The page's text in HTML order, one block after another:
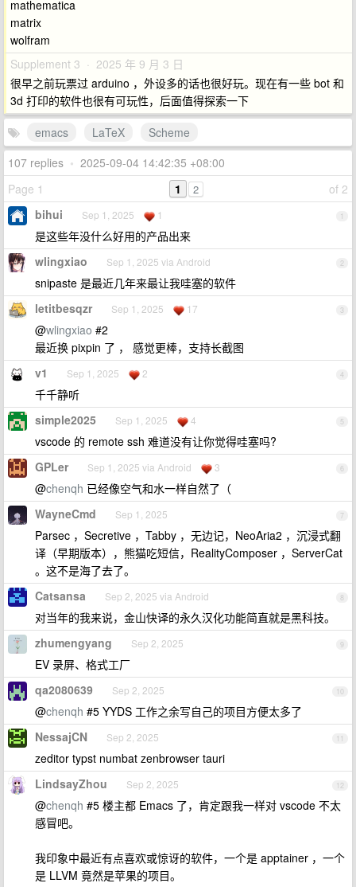
mathematica
matrix
wolfram
Supplement 3 · 2025 年 9 月 3 日
很早之前玩票过 arduino ，外设多的话也很好玩。现在有一些 bot 和
3d 打印的软件也很有可玩性，后面值得探索一下
emacs
LaTeX
Scheme
107 replies • 2025-09-04 14:42:35 +08:00
Page 1
of 2
1 2
1
bihui Sep 1, 2025 1
是这些年没什么好用的产品出来
2
wlingxiao Sep 1, 2025 via Android
snipaste 是最近几年来最让我哇塞的软件
3
letitbesqzr Sep 1, 2025 17
@wlingxiao #2
最近换 pixpin 了 ， 感觉更棒，支持长截图
4
v1 Sep 1, 2025 2
千千静听
5
simple2025 Sep 1, 2025 4
vscode 的 remote ssh 难道没有让你觉得哇塞吗?
6
GPLer Sep 1, 2025 via Android 3
@chenqh 已经像空气和水一样自然了（
7
WayneCmd Sep 1, 2025
Parsec ，Secretive ，Tabby ，无边记，NeoAria2 ，沉浸式翻
译（早期版本），熊猫吃短信，RealityComposer ，ServerCat
。这不是海了去了。
8
Catsansa Sep 2, 2025 via Android
对当年的我来说，金山快译的永久汉化功能简直就是黑科技。
9
zhumengyang Sep 2, 2025
EV 录屏、格式工厂
10
qa2080639 Sep 2, 2025
@chenqh #5 YYDS 工作之余写自己的项目方便太多了
11
NessajCN Sep 2, 2025
zeditor typst numbat zenbrowser tauri
12
LindsayZhou Sep 2, 2025
@chenqh #5 楼主都 Emacs 了，肯定跟我一样对 vscode 不太
感冒吧。
我印象中最近有点喜欢或惊讶的软件，一个是 apptainer ，一个
是 LLVM 竟然是苹果的项目。